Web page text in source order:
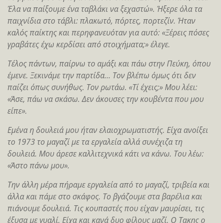
Έλα να παίξουμε ένα ταβλάκι να ξεχαστώ». Ήξερε όλα τα
παιχνίδια στο τάβλι: πλακωτό, πόρτες, πορτεζίν. Ήταν
καλός παίκτης και περηφανευόταν για αυτό: «Ξέρεις πόσες
γραβάτες έχω κερδίσει από στοιχήματα;» έλεγε.
Τέλος πάντων, παίρνω το αμάξι και πάω στην Πεύκη, όπου
έμενε. Ξεκινάμε την παρτίδα… Τον βλέπω όμως ότι δεν
παίζει όπως συνήθως. Τον ρωτάω. «Τί έχεις;» Μου λέει:
«Άσε, πάω να σκάσω. Δεν άκουσες την κουβέντα που μου
είπε».
Εμένα η δουλειά μου ήταν ελαιοχρωματιστής. Είχα ανοίξει
το 1973 το μαγαζί με τα εργαλεία αλλά συνέχιζα τη
δουλειά. Μου άρεσε καλλιτεχνικά κάτι να κάνω. Του λέω:
«Άστο πάνω μου».
Την άλλη μέρα πήραμε εργαλεία από το μαγαζί, τριβεία και
άλλα και πάμε στο σκάφος. Το βγάζουμε στα βαρέλια και
πιάνουμε δουλειά. Τις κουπαστές που είχαν μαυρίσει, τις
έξυσα με γυαλί. Είχα και κανά δυο φίλους μαζί. Ο Τακης ο